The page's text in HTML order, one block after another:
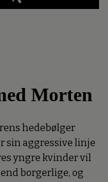
Morten
hedebølger
sin aggressive linje
yngre kvinder vil
borgerlige, og